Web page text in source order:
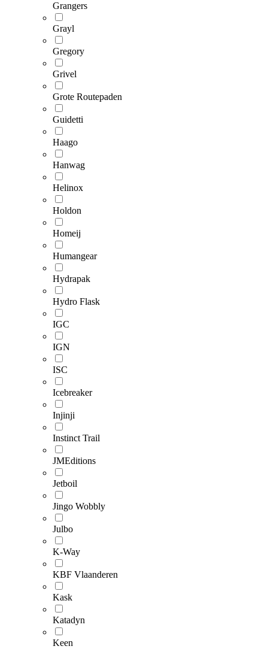
Grangers
Grayl
Gregory
Grivel
Grote Routepaden
Guidetti
Haago
Hanwag
Helinox
Holdon
Homeij
Humangear
Hydrapak
Hydro Flask
IGC
IGN
ISC
Icebreaker
Injinji
Instinct Trail
JMEditions
Jetboil
Jingo Wobbly
Julbo
K-Way
KBF Vlaanderen
Kask
Katadyn
Keen